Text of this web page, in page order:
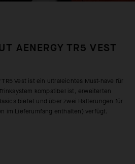
AENERGY TR5 VEST
TR5 Vest ist ein ultraleichtes Must-have für
kompatibel ist, erweiterten
bietet und über zwei Halterungen für
im Lieferumfang enthalten) verfügt.